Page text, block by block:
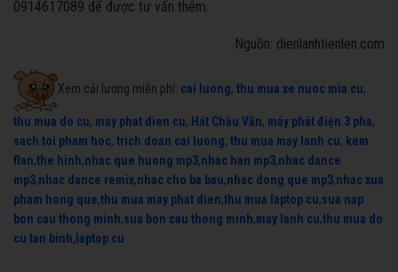
0914617089 để được tư vấn thêm.
Nguồn: dienlanhtienlen.com
Xem cải lương miễn phí: cai luong, thu mua xe nuoc mia cu,
thu mua do cu, may phat dien cu, Hát Chầu Văn, máy phát điện 3 pha,
sach toi pham hoc, trich doan cai luong, thu mua may lanh cu, kem
flan,the hinh,nhac que huong mp3,nhac han mp3,nhac dance
mp3,nhac dance remix,nhac cho ba bau,nhac dong que mp3,nhac xua
pham hong que,thu mua may phat dien,thu mua laptop cu,sua nap
bon cau thong minh,sua bon cau thong minh,may lanh cu,thu mua do
cu tan binh, laptop cu